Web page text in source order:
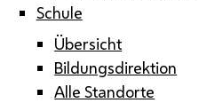
Schule
Übersicht
Bildungsdirektion
Alle Standorte